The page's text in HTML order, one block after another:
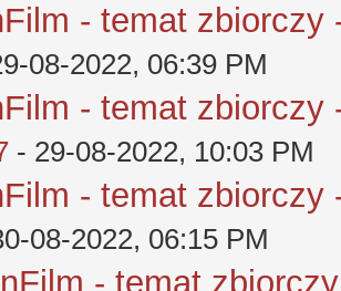
- temat zbiorczy
08-2022, 06:39 PM
- temat zbiorczy
- 29-08-2022, 10:03 PM
- temat zbiorczy
08-2022, 06:15 PM
- temat